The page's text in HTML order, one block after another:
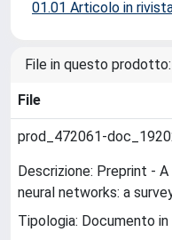
01.01 Articolo in
File in questo prodotto:
File
prod_472061-
Descrizione: Preprint -
neural networks: a
Tipologia: Documento